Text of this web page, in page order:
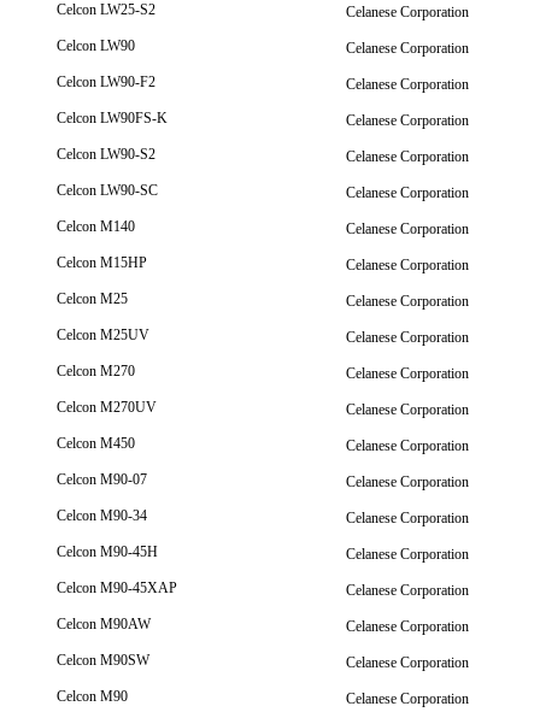
Celcon LW25-S2
Celanese Corporation
Celcon LW90
Celanese Corporation
Celcon LW90-F2
Celanese Corporation
Celcon LW90FS-K
Celanese Corporation
Celcon LW90-S2
Celanese Corporation
Celcon LW90-SC
Celanese Corporation
Celcon M140
Celanese Corporation
Celcon M15HP
Celanese Corporation
Celcon M25
Celanese Corporation
Celcon M25UV
Celanese Corporation
Celcon M270
Celanese Corporation
Celcon M270UV
Celanese Corporation
Celcon M450
Celanese Corporation
Celcon M90-07
Celanese Corporation
Celcon M90-34
Celanese Corporation
Celcon M90-45H
Celanese Corporation
Celcon M90-45XAP
Celanese Corporation
Celcon M90AW
Celanese Corporation
Celcon M90SW
Celanese Corporation
Celcon M90
Celanese Corporation